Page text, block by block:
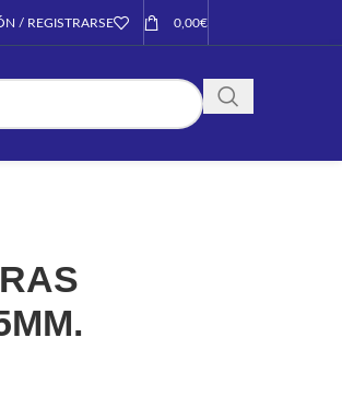
/ REGISTRARSE 0,00€